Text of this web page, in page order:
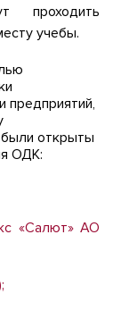
проходить
учебы.
предприятий,
были открыты
ОДК:
«Салют» АО